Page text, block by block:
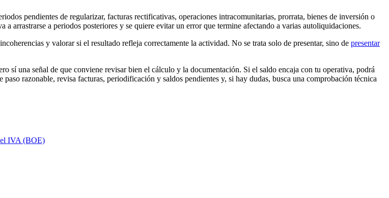
pendientes de regularizar, facturas rectificativas, operaciones intracomunitarias, prorrata, bienes de inversión o
arrastrarse a periodos posteriores y se quiere evitar un error que termine afectando a varias autoliquidaciones.
y valorar si el resultado refleja correctamente la actividad. No se trata solo de presentar, sino de presentar
sí una señal de que conviene revisar bien el cálculo y la documentación. Si el saldo encaja con tu operativa, podrá
razonable, revisa facturas, periodificación y saldos pendientes y, si hay dudas, busca una comprobación técnica
IVA (BOE)